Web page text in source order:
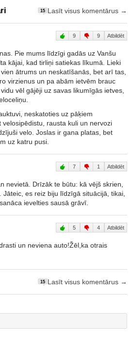
15 Lasīt visus komentārus →
9 9 Atbildēt
Pie mums līdzīgi gadās uz Vanšu
kājai, kad tirliņi satiekas līkumā. Lieki
ātrums un neskatīšanās, bet arī tas,
virzienus un pa abām ietvēm brauc
vēl gājēji uz savas likumīgās ietves,
neskatoties uz pāķiem
kuli un nervozi
velo. Joslas ir gana platas, bet
uz katru pusi.
7 1 Atbildēt
nevietā. Drīzāk te būtu: kā vējš skrien,
es reiz biju līdzīgā situācijā, tikai,
ievelties sausā grāvī.
5 4 Atbildēt
un neviena auto!Žēl,ka otrais
15 Lasīt visus komentārus →